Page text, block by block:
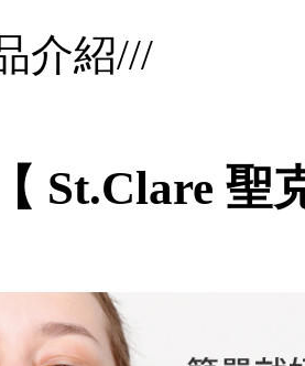
介紹///
【 St.Clare